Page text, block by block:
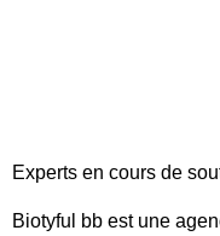
Experts en cours de
Biotyful bb est une